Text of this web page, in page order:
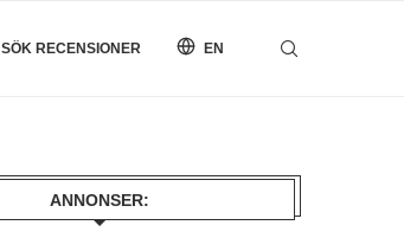
SÖK RECENSIONER EN
ANNONSER: